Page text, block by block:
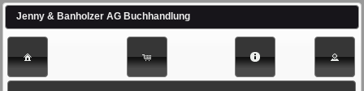
Jenny & Banholzer AG Buchhandlung